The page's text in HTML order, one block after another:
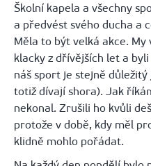
Školní kapela a všechny
a předvést svého ducha a
Měla to být velká akce. My
klacky z dřívějších let a
náš sport je stejně
totiž dívají shora). Jak
nekonal. Zrušili ho kvůli
protože v době, kdy měl
klidně mohlo pořádat.